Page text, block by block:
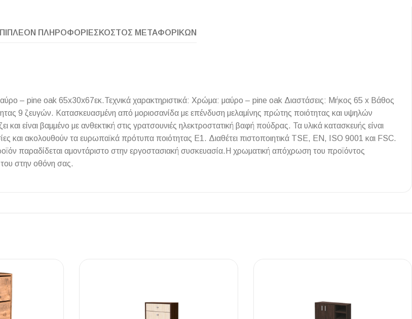
Αγοράς Πλακιδίων
ΠΛΗΡΟΦΟΡΊΕΣ ΚΌΣΤΟΣ ΜΕΤΑΦΟΡΙΚΏΝ
– pine oak 65x30x67εκ.Τεχνικά χαρακτηριστικά: Χρώμα: μαύρο – pine oak Διαστάσεις: Μήκος 65 x Βάθος
9 ζευγών. Κατασκευασμένη από μοριοσανίδα με επένδυση μελαμίνης πρώτης ποιότητας και υψηλών
είναι βαμμένο με ανθεκτική στις γρατσουνιές ηλεκτροστατική βαφή πούδρας. Τα υλικά κατασκευής είναι
και ακολουθούν τα ευρωπαϊκά πρότυπα ποιότητας Ε1. Διαθέτει πιστοποιητικά TSE, EN, ISO 9001 και FSC.
παραδίδεται αμοντάριστο στην εργοστασιακή συσκευασία.Η χρωματική απόχρωση του προϊόντος
στην οθόνη σας.